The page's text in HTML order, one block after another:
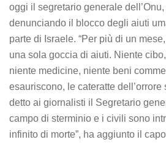
oggi il segretario generale
denunciando il blocco degli aiuti
parte di Israele. “Per più di un
una sola goccia di aiuti. Niente
niente medicine, niente beni
esauriscono, le cateratte dell’orrore
detto ai giornalisti il Segretario
campo di sterminio e i civili sono
infinito di morte”, ha aggiunto il